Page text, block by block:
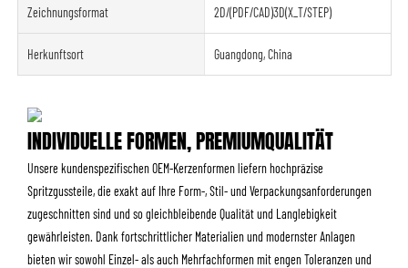
Zeichnungsformat 2D/(PDF/CAD)3D(X_T/STEP)
Herkunftsort Guangdong, China
INDIVIDUELLE FORMEN, PREMIUMQUALITÄT
Unsere kundenspezifischen OEM-Kerzenformen liefern hochpräzise
Spritzgussteile, die exakt auf Ihre Form-, Stil- und Verpackungsanforderungen
zugeschnitten sind und so gleichbleibende Qualität und Langlebigkeit
gewährleisten. Dank fortschrittlicher Materialien und modernster Anlagen
bieten wir sowohl Einzel- als auch Mehrfachformen mit engen Toleranzen und